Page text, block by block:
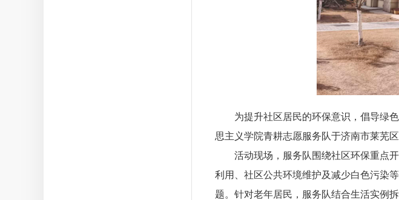
为提升社区居民的环保意识，倡导绿
思主义学院青耕志愿服务队于济南市莱芜
活动现场，服务队围绕社区环保重点
利用、社区公共环境维护及减少白色污染
题。针对老年居民，服务队结合生活实例